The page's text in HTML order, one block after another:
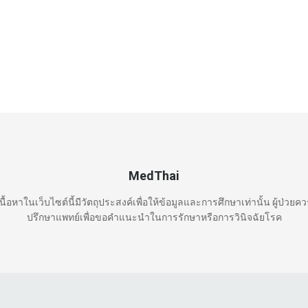
MedThai
อหาในเว็บไซต์นี้มีวัตถุประสงค์เพื่อให้ข้อมูลและการศึกษาเท่านั้น ผู้ป่วยค
ปรึกษาแพทย์เพื่อขอคำแนะนำในการรักษาหรือการวินิจฉัยโรค